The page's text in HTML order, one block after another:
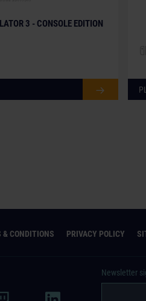
3 - CONSOLE EDITION
& CONDITIONS PRIVACY POLICY
Newsletter